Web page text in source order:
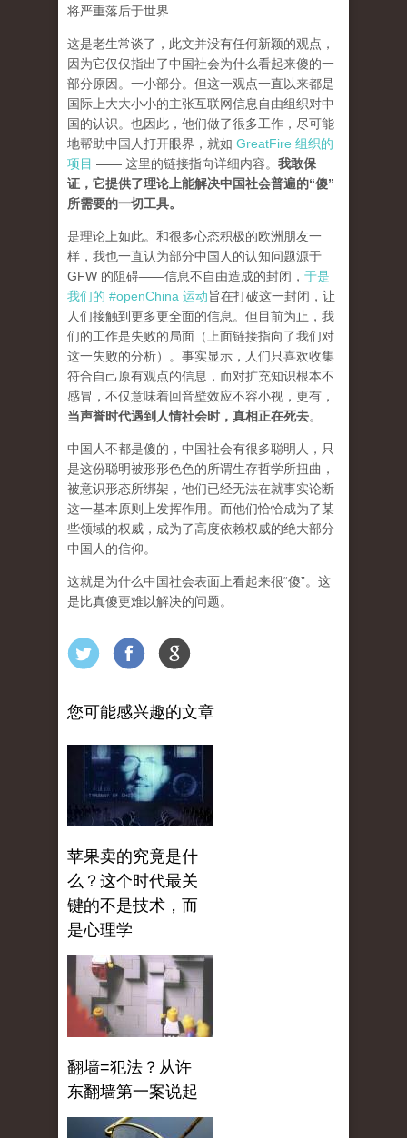
将严重落后于世界……
这是老生常谈了，此文并没有任何新颖的观点，
因为它仅仅指出了中国社会为什么看起来傻的一
部分原因。一小部分。但这一观点一直以来都是
国际上大大小小的主张互联网信息自由组织对中
国的认识。也因此，他们做了很多工作，尽可能
地帮助中国人打开眼界，就如 GreatFire 组织的
项目 —— 这里的链接指向详细内容。 我敢保
证，它提供了理论上能解决中国社会普遍的“傻”
所需要的一切工具。
是理论上如此。和很多心态积极的欧洲朋友一
样，我也一直认为部分中国人的认知问题源于
GFW 的阻碍——信息不自由造成的封闭， 于是
我们的 #openChina 运动旨在打破这一封闭，让
人们接触到更多更全面的信息。但目前为止，我
们的工作是失败的局面（ 上面链接指向了我们对
这一失败的分析）。事实显示，人们只喜欢收集
符合自己原有观点的信息，而对扩充知识根本不
感冒，不仅意味着回音壁效应不容小视，更有，
当声誉时代遇到人情社会时，真相正在死去。
中国人不都是傻的，中国社会有很多聪明人，只
是这份聪明被形形色色的所谓生存哲学所扭曲，
被意识形态所绑架，他们已经无法在就事实论断
这一基本原则上发挥作用。而他们恰恰成为了某
些领域的权威，成为了高度依赖权威的绝大部分
中国人的信仰。
这就是为什么中国社会表面上看起来很“傻”。这
是比真傻更难以解决的问题。
您可能感兴趣的文章
苹果卖的究竟是什
么？这个时代最关
键的不是技术，而
是心理学
翻墙=犯法？从许
东翻墙第一案说起